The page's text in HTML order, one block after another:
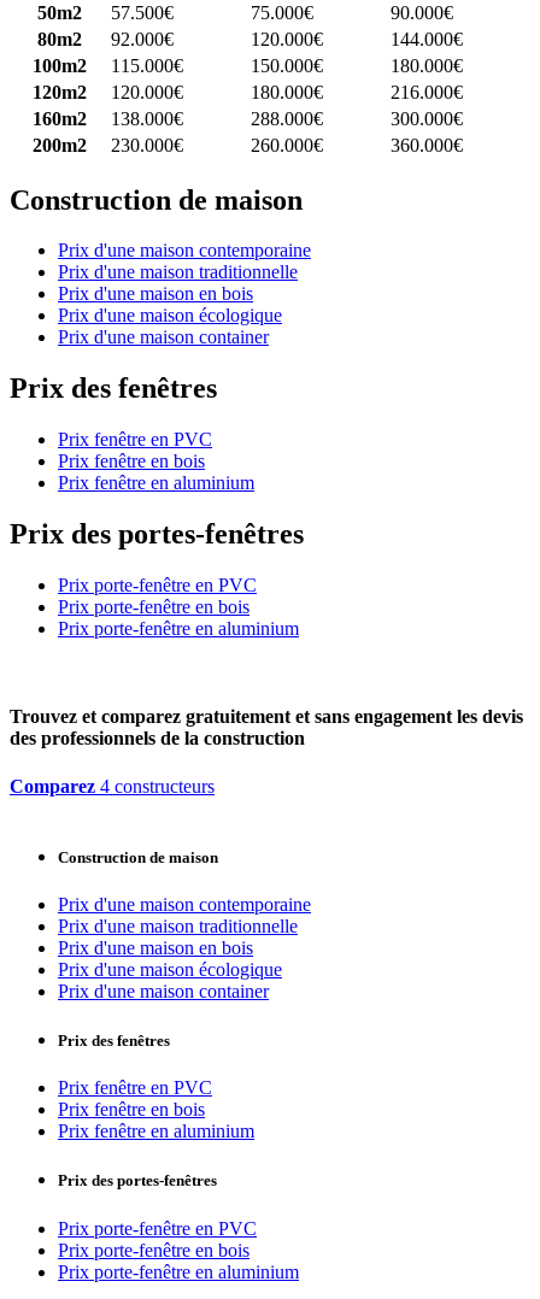
50m2
57.500€ 75.000€
90.000€
80m2
92.000€ 120.000€
144.000€
100m2
115.000€ 150.000€
180.000€
120m2
120.000€ 180.000€
216.000€
160m2
138.000€ 288.000€
300.000€
200m2
230.000€ 260.000€ 360.000€
Construction de maison
Prix d'une maison contemporaine
Prix d'une maison traditionnelle
Prix d'une maison en bois
Prix d'une maison écologique
Prix d'une maison container
Prix des fenêtres
Prix fenêtre en PVC
Prix fenêtre en bois
Prix fenêtre en aluminium
Prix des portes-fenêtres
Prix porte-fenêtre en PVC
Prix porte-fenêtre en bois
Prix porte-fenêtre en aluminium
Trouvez et comparez gratuitement et sans engagement les devis
des professionnels de la construction
Comparez 4 constructeurs
Construction de maison
Prix d'une maison contemporaine
Prix d'une maison traditionnelle
Prix d'une maison en bois
Prix d'une maison écologique
Prix d'une maison container
Prix des fenêtres
Prix fenêtre en PVC
Prix fenêtre en bois
Prix fenêtre en aluminium
Prix des portes-fenêtres
Prix porte-fenêtre en PVC
Prix porte-fenêtre en bois
Prix porte-fenêtre en aluminium